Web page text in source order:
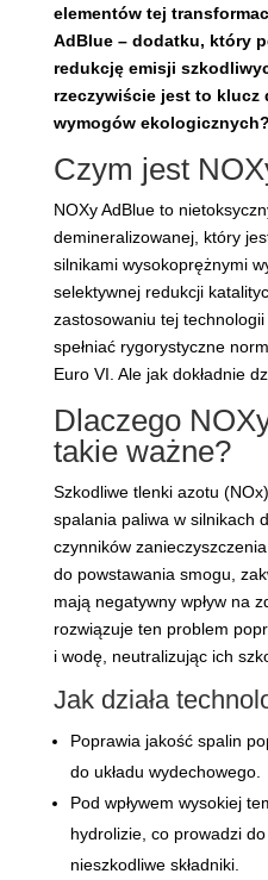
elementów tej
AdBlue – dodatku, który
redukcję emisji
rzeczywiście jest to klucz
wymogów
Czym jest
NOXy AdBlue to
demineralizowanej, który
silnikami wysokoprężnymi
selektywnej redukcji
zastosowaniu tej
spełniać rygorystyczne
Euro VI. Ale jak dokładnie
Dlaczego
takie ważne?
Szkodliwe tlenki azotu
spalania paliwa w silnikach
czynników
do powstawania smogu,
mają negatywny wpływ na
rozwiązuje ten problem
i wodę, neutralizując ich
Jak działa
Poprawia jakość spalin
do układu wydechowego.
Pod wpływem wysokiej
hydrolizie, co prowadzi
nieszkodliwe składniki.